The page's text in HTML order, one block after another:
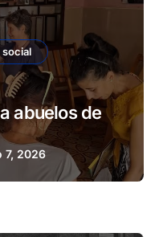
social
abuelos de
7, 2026